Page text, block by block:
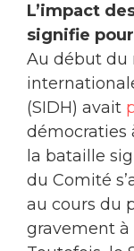
L’impact
signifie pour
Au début du
(SIDH) avait
démocraties
la bataille
du Comité
au cours du
gravement à